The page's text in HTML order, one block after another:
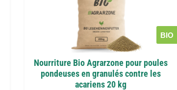
BIO
Nourriture Bio Agrarzone pour poules
pondeuses en granulés contre les
acariens 20 kg